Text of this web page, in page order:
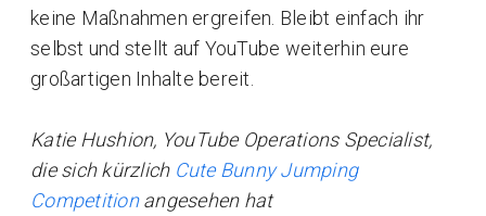
keine Maßnahmen ergreifen. Bleibt einfach ihr
selbst und stellt auf YouTube weiterhin eure
großartigen Inhalte bereit.
Katie Hushion, YouTube Operations Specialist,
die sich kürzlich Cute Bunny Jumping
Competitionangesehen hat